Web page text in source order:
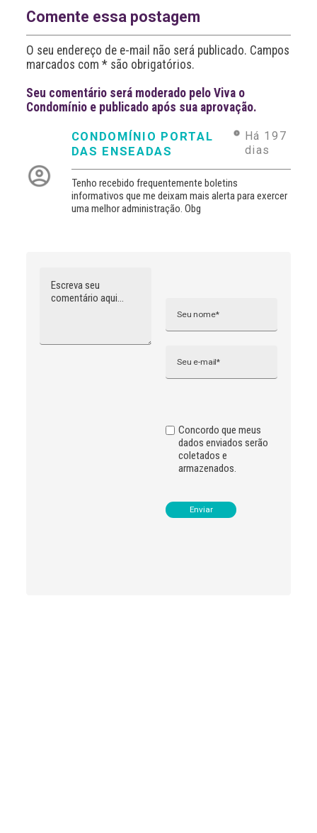
i
v
Comente essa postagem
O seu endereço de e-mail não será publicado. Campos
marcados com * são obrigatórios.
Seu comentário será moderado pelo Viva o
Condomínio e publicado após sua aprovação.
CONDOMÍNIO PORTAL
DAS ENSEADAS
Há 197
dias
Tenho recebido frequentemente boletins
informativos que me deixam mais alerta para exercer
uma melhor administração. Obg
Concordo que meus
dados enviados serão
coletados e
armazenados.
n